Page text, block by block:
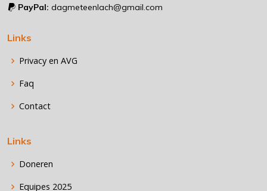
PayPal: dagmeteenlach@gmail.com
Links
Privacy en AVG
Faq
Contact
Links
Doneren
Equipes 2025